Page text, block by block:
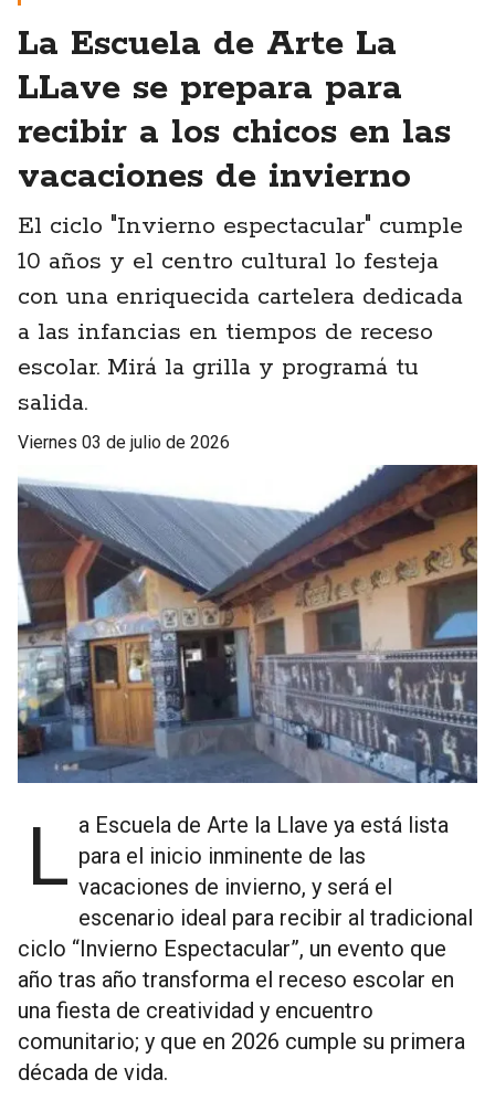
La Escuela de Arte La
LLave se prepara para
recibir a los chicos en las
vacaciones de invierno
El ciclo "Invierno espectacular" cumple
10 años y el centro cultural lo festeja
con una enriquecida cartelera dedicada
a las infancias en tiempos de receso
escolar. Mirá la grilla y programá tu
salida.
viernes 03 de julio de 2026
La Escuela de Arte la Llave ya está lista para el inicio inminente de las
vacaciones de invierno, y será el
escenario ideal para recibir al tradicional
ciclo “Invierno Espectacular”, un evento que
año tras año transforma el receso escolar en
una fiesta de creatividad y encuentro
comunitario; y que en 2026 cumple su primera
década de vida.